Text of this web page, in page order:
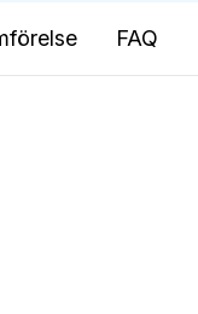
FAQ